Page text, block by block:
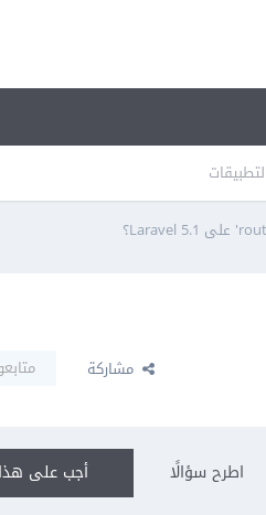
مشاركة
أجب على اطرح سؤالًا